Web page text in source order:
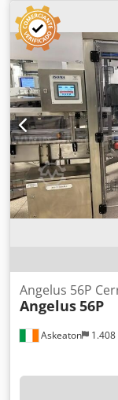
Askeaton
Angelus 56P
Angelus56P